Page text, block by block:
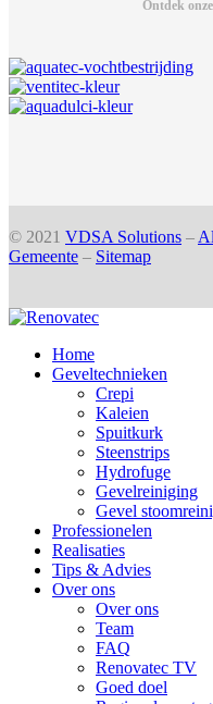
Ontdek
© 2021 VDSA Solutions –
Gemeente – Sitemap
Home
Geveltechnieken
Crepi
Kaleien
Spuitkurk
Steenstrips
Hydrofuge
Gevelreiniging
Gevel
Professionelen
Realisaties
Tips & Advies
Over ons
Over ons
Team
FAQ
Renovatec TV
Goed doel